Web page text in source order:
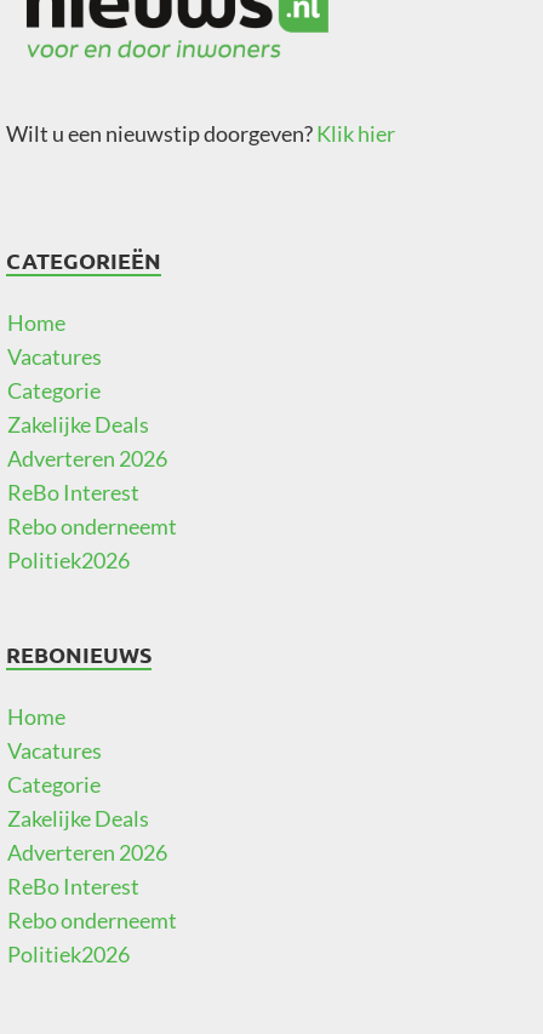
Wilt u een nieuwstip doorgeven?Klik hier
CATEGORIEËN
Home
Vacatures
Categorie
Zakelijke Deals
Adverteren 2026
ReBo Interest
Rebo onderneemt
Politiek2026
REBONIEUWS
Home
Vacatures
Categorie
Zakelijke Deals
Adverteren 2026
ReBo Interest
Rebo onderneemt
Politiek2026